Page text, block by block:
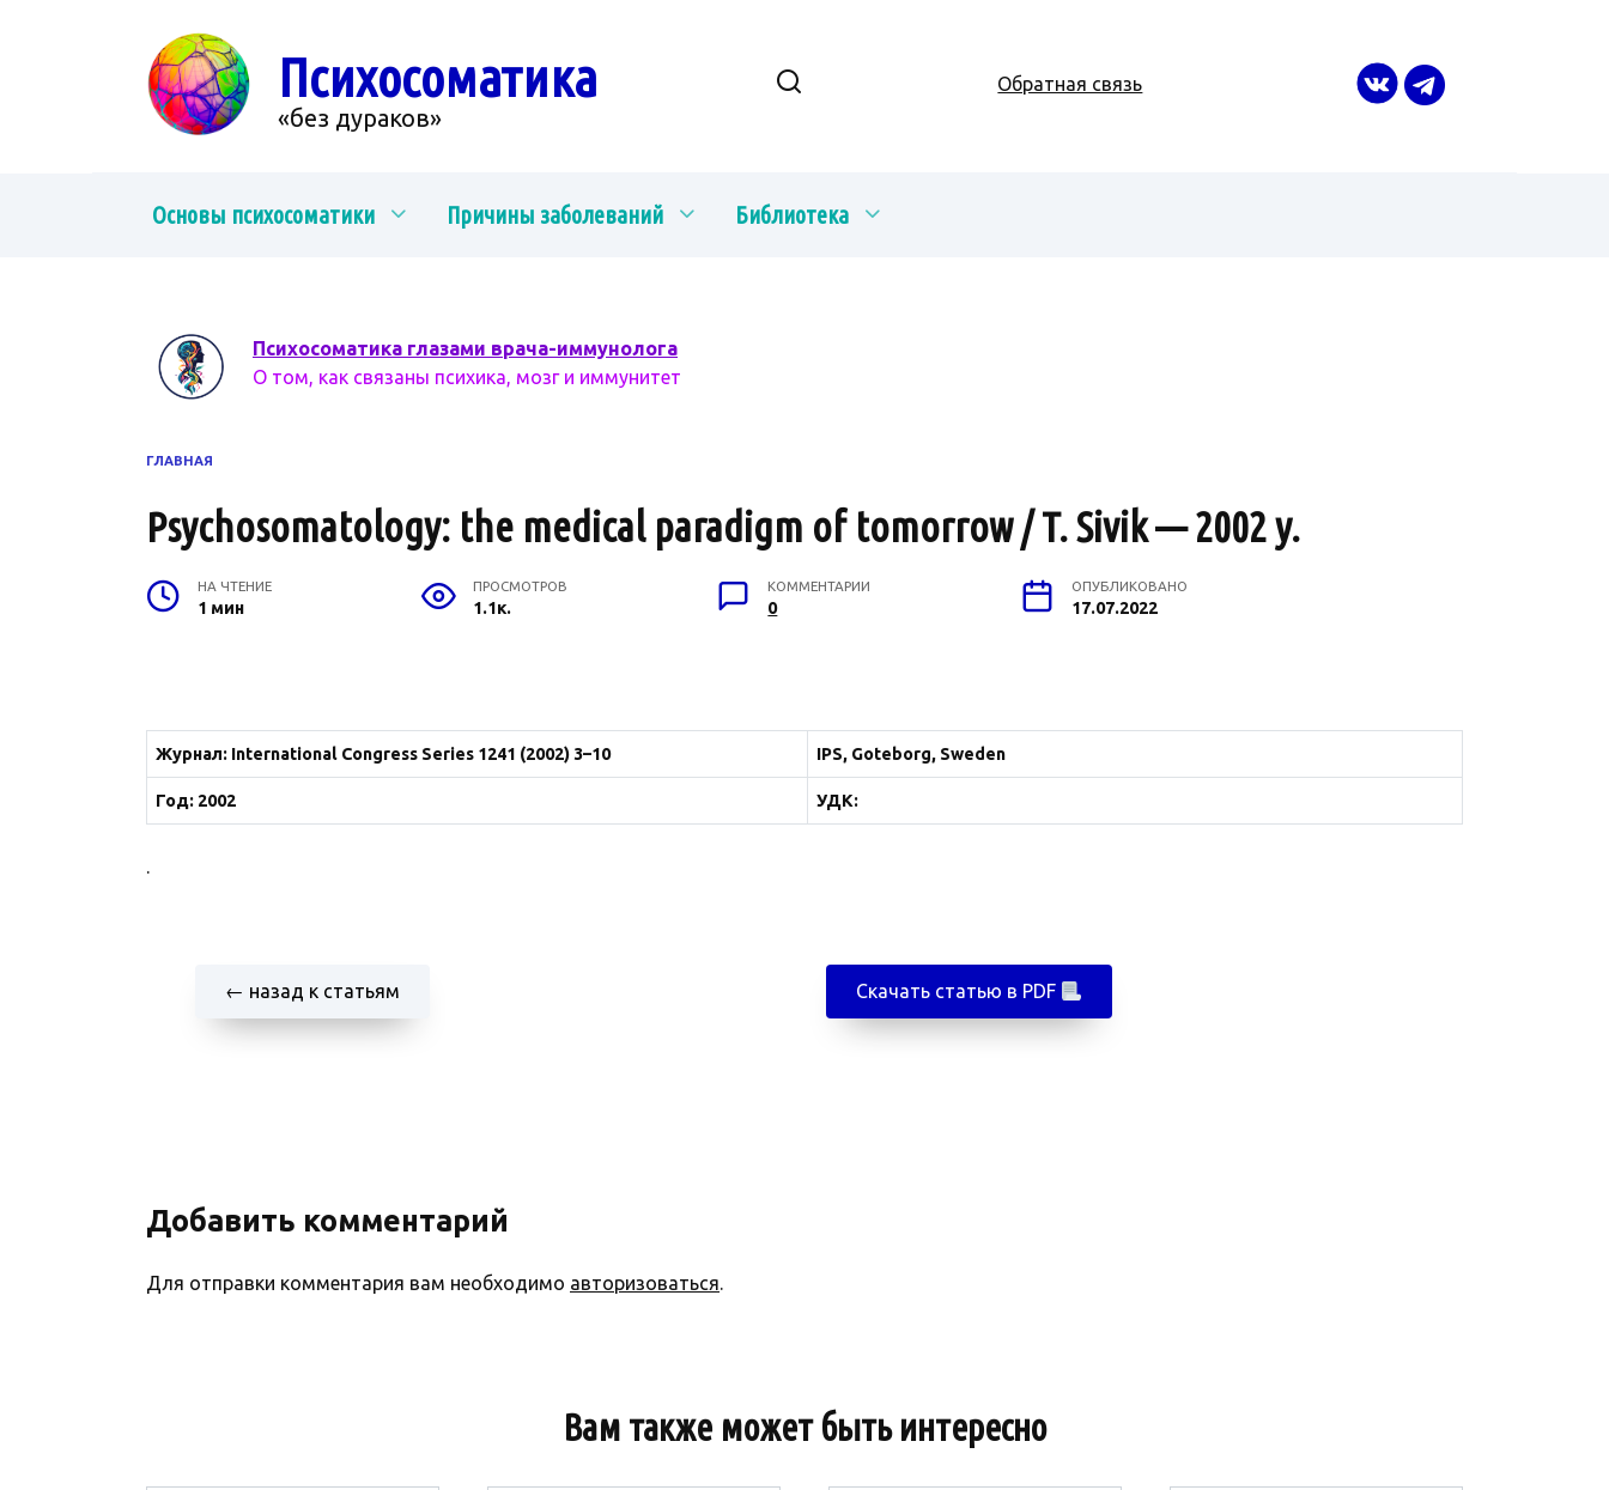
Психосоматика
«без дураков»
Обратная связь
Основы психосоматики Причины заболеваний Библиотека
Психосоматика глазами врача-иммунолога
О том, как связаны психика, мозг и иммунитет
ГЛАВНАЯ
Psychosomatology: the medical paradigm of tomorrow / T. Sivik — 2002 y.
НА ЧТЕНИЕ
1 мин
ПРОСМОТРОВ
1.1к.
КОММЕНТАРИИ
0
ОПУБЛИКОВАНО
17.07.2022
Журнал: International Congress Series 1241 (2002) 3–10 IPS, Goteborg, Sweden
Год: 2002 УДК:
.
← назад к статьям Скачать статью в PDF
Добавить комментарий
Для отправки комментария вам необходимо авторизоваться.
Вам также может быть интересно